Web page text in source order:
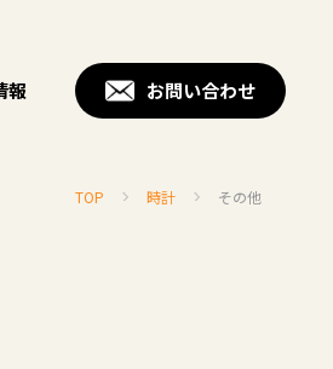
報 お問い合わせ
TOP 時計 その他